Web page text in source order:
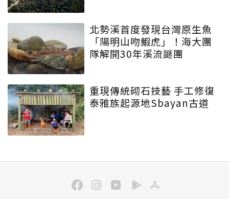
北勢溪首度發現台灣原生魚
「陽明山吻鰕虎」！海大團
隊解開30年溪流謎團
重現傳統砌石技藝 手工修復
泰雅族起源地Sbayan古道